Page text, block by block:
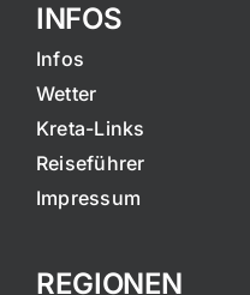
INFOS
Infos
Wetter
Kreta-Links
Reiseführer
Impressum
REGIONEN